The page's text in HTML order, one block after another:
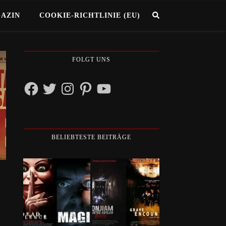
COOKIE-RICHTLINIE (EU)
FOLGT UNS
FacebookTwitterInstagramPinterestYouTube
BELIEBTESTE BEITRÄGE